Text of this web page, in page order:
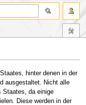
hinter denen in der
ausgestaltet. Nicht alle
Staates, da einige
Diese werden in der